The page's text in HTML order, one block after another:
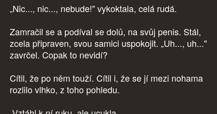
„Nic..., nic..., nebude!" vykoktala, celá rudá.
Zamračil se a podíval se dolů, na svůj penis. Stál,
zcela připraven, svou samici uspokojit. „Uh..., uh..."
zavrčel. Copak to nevidí?
Cítil, že po něm touží. Cítil i, že se jí mezi nohama
rozlilo vlhko, z toho pohledu.